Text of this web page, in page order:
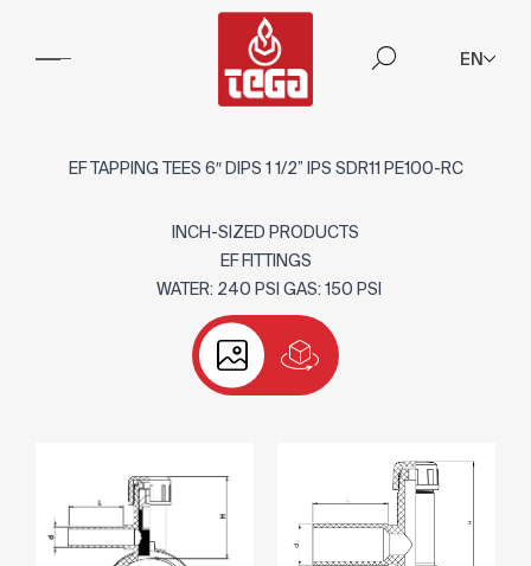
EN
EF TAPPING TEES 6″ DIPS 1 1/2” IPS SDR11 PE100-RC
INCH-SIZED PRODUCTS
EF FITTINGS
WATER: 240 PSI GAS: 150 PSI